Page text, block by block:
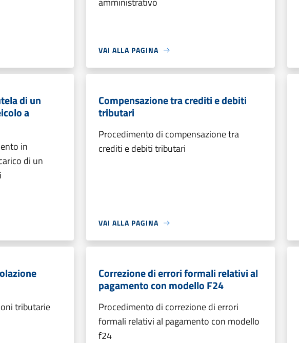
VAI ALLA PAGINA
di un
a
in
di un
Compensazione tra crediti e debiti
tributari
Procedimento di compensazione tra
crediti e debiti tributari
VAI ALLA PAGINA
tributarie
Correzione di errori formali relativi al
pagamento con modello F24
Procedimento di correzione di errori
formali relativi al pagamento con modello
f24